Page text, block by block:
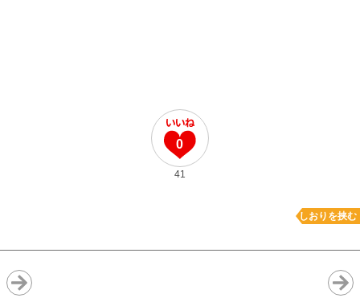
0
41
しおりを挟む